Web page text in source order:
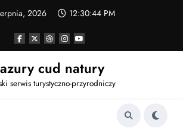
2026 12:30:45 PM
cud natury
serwis turystyczno-przyrodniczy